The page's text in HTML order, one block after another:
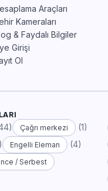
Araçları
Kameraları
& Faydalı Bilgiler
Girişi
Ol
Çağrı merkezi (1)
Engelli Eleman (4)
/ Serbest